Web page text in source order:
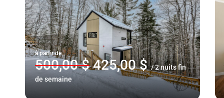
à partir de
500,00 $ 425,00 $ / 2 nuits fin
de semaine